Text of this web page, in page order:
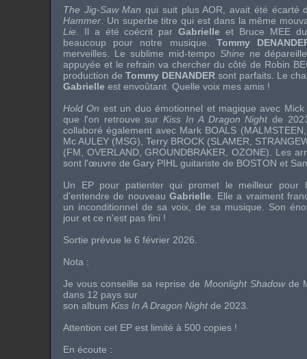
The Jig-Saw Man qui suit plus AOR, avait été écarté
Hammer . Un superbe titre qui est dans la même
Lie . Il a été coécrit parGabrielle et Bruce MEEdu
beaucoup pour notre musique. Tommy
merveilles. Le sublime mid-tempo Shine ne
appuyée et le refrain va chercher du côté de Robin
production de Tommy DENANDER sont parfaits. Le
Gabrielle est envoûtant. Quelle voix mes amis !
Hold On est un duo émotionnel et magique avec Mick
que l'on retrouve surKiss In A Dragon Nightde
collaboré également avec Mark BOALS (MALMSTEEN
Mc AULEY (MSG), Terry BROCK (SLAMER
(FM , OVERLAND,GROUNDBRAKER ,OZONE). Les
sont l'œuvre de Gary PIHL guitariste de BOSTON et
Un EP pour patienter qui promet le meilleur pour
d'entendre de nouveau Gabrielle. Elle a vraiment
un inconditionnel de sa voix, de sa musique. Son
jour et ce n'est pas fini !
Sortie prévue le 6 février 2026.
Nota :
Je vous conseille sa reprise de Moonlight Shadowde
dans 12 pays sur
son album Kiss In A Dragon Nightde 2023.
Attention cet EP est limité à 500 copies !
En écoute :